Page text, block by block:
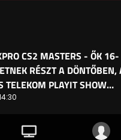
CS2 MASTERS - ŐK 16-
RÉSZT A DÖNTŐBEN,
TELEKOM PLAYIT SHOW…